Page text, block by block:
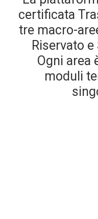
certificata
tre macro-
Riservato
Ogni area
moduli